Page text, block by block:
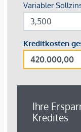
Bus Linie 4A
Straßenbahn
Individualverkehr
Prinz Eugen
Ring